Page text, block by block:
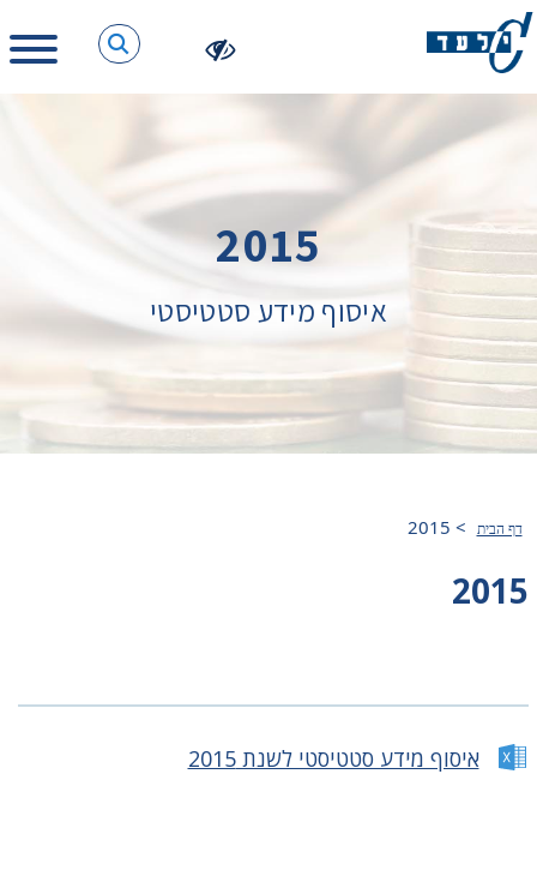
2015
איסוף מידע סטטיסטי
דף הבית >
2015
2015
איסוף מידע סטטיסטי לשנת 2015